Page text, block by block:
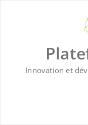
Innovation et